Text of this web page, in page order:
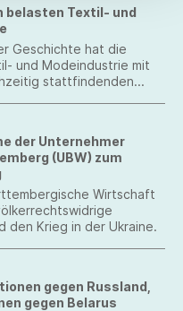
belasten Textil- und
Geschichte hat die
und Modeindustrie mit
stattfindenden
der Unternehmer
(UBW) zum
Wirtschaft
den Krieg in der Ukraine.
gegen Russland,
gegen Belarus